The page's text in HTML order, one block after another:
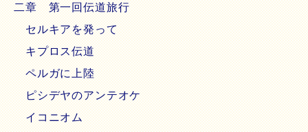
二章 第一回伝道旅行
セルキアを発って
キプロス伝道
ペルガに上陸
ピシデヤのアンテオケ
イコニオム